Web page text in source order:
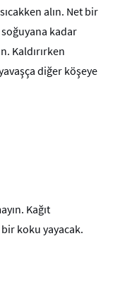
alın. Net bir
kadar
Kaldırırken
diğer köşeye
Kağıt
koku yayacak.